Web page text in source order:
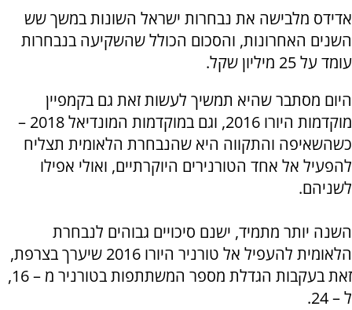
אדידס מלבישה את נבחרות ישראל השונות במשך שש
השנים האחרונות, והסכום הכולל שהשקיעה בנבחרות
עומד על 25 מיליון שקל.
היום מסתבר שהיא תמשיך לעשות זאת גם בקמפיין
מוקדמות היורו 2016, וגם במוקדמות המונדיאל 2018 –
כשהשאיפה והתקווה היא שהנבחרת הלאומית תצליח
להפעיל אל אחד הטורנירים היוקרתיים, ואולי אפילו
לשניהם.
השנה יותר מתמיד, ישנם סיכויים גבוהים לנבחרת
הלאומית להעפיל אל טורניר היורו 2016 שיערך בצרפת,
זאת בעקבות הגדלת מספר המשתתפות בטורניר מ – 16,
ל – 24.